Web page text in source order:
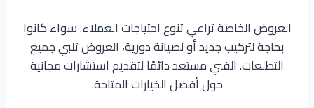
العروض الخاصة تراعي تنوع احتياجات العملاء. سواء كانوا
بحاجة لتركيب جديد أو لصيانة دورية، العروض تلبي جميع
التطلعات. الفني مستعد دائمًا لتقديم استشارات مجانية
حول أفضل الخيارات المتاحة.